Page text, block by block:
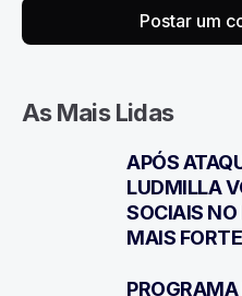
Postar um
As Mais Lidas
APÓS
LUDMILLA
SOCIAIS NO
MAIS